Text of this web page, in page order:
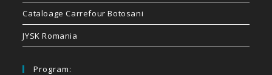
Cataloage Carrefour Botosani
JYSK Romania
Program: